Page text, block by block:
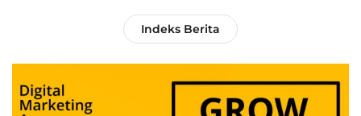
Indeks Berita